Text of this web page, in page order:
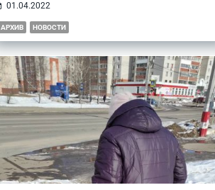
01.04.2022
АРХИВ НОВОСТИ